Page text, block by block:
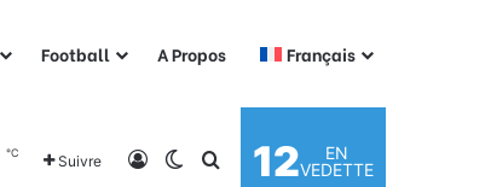
Football A Propos Français
℃ Suivre ConnexionSwitch skin
Rechercher
12
EN
VEDETTE